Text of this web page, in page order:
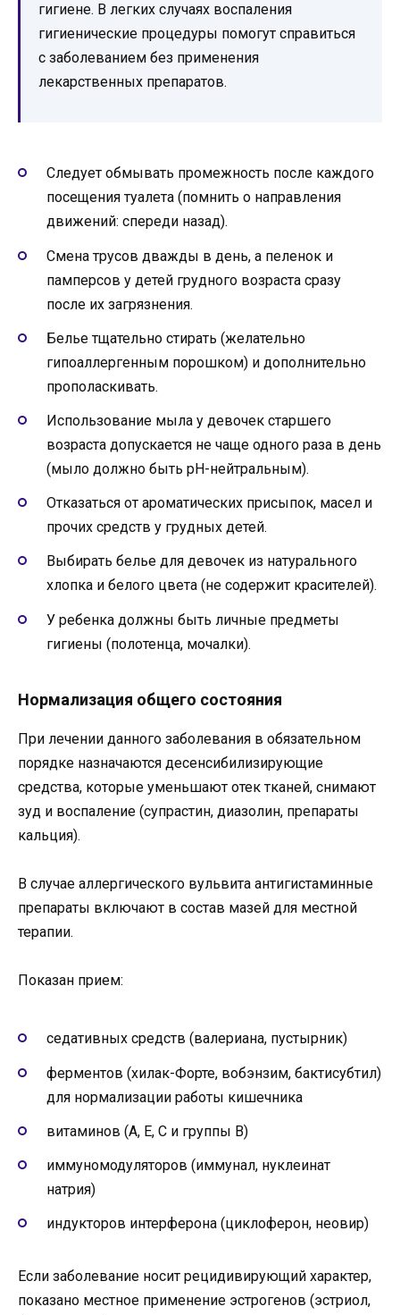
гигиене. В легких случаях воспаления
гигиенические процедуры помогут справиться
с заболеванием без применения
лекарственных препаратов.
Следует обмывать промежность после каждого
посещения туалета (помнить о направления
движений: спереди назад).
Смена трусов дважды в день, а пеленок и
памперсов у детей грудного возраста сразу
после их загрязнения.
Белье тщательно стирать (желательно
гипоаллергенным порошком) и дополнительно
прополаскивать.
Использование мыла у девочек старшего
возраста допускается не чаще одного раза в день
(мыло должно быть рН-нейтральным).
Отказаться от ароматических присыпок, масел и
прочих средств у грудных детей.
Выбирать белье для девочек из натурального
хлопка и белого цвета (не содержит красителей).
У ребенка должны быть личные предметы
гигиены (полотенца, мочалки).
Нормализация общего состояния
При лечении данного заболевания в обязательном
порядке назначаются десенсибилизирующие
средства, которые уменьшают отек тканей, снимают
зуд и воспаление (супрастин, диазолин, препараты
кальция).
В случае аллергического вульвита антигистаминные
препараты включают в состав мазей для местной
терапии.
Показан прием:
седативных средств (валериана, пустырник)
ферментов (хилак-Форте, вобэнзим, бактисубтил)
для нормализации работы кишечника
витаминов (А, Е, С и группы В)
иммуномодуляторов (иммунал, нуклеинат
натрия)
индукторов интерферона (циклоферон, неовир)
Если заболевание носит рецидивирующий характер,
показано местное применение эстрогенов (эстриол,